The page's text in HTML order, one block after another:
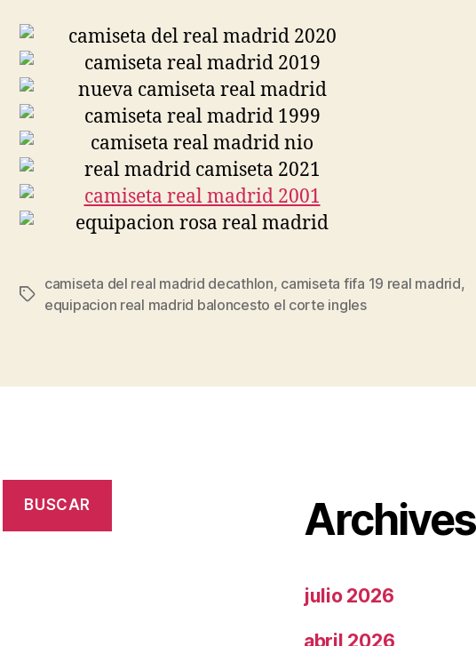
Etiquetas
camiseta del real madrid decathlon, camiseta fifa 19 real madrid,
equipacion real madrid baloncesto el corte ingles
BUSCAR Archives
julio 2026
abril 2026